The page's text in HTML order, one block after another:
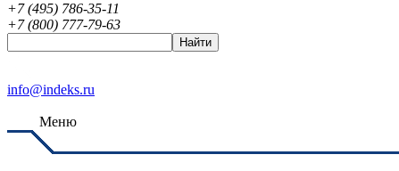
+7 (495) 786-35-11
+7 (800) 777-79-63
info@indeks.ru
Меню